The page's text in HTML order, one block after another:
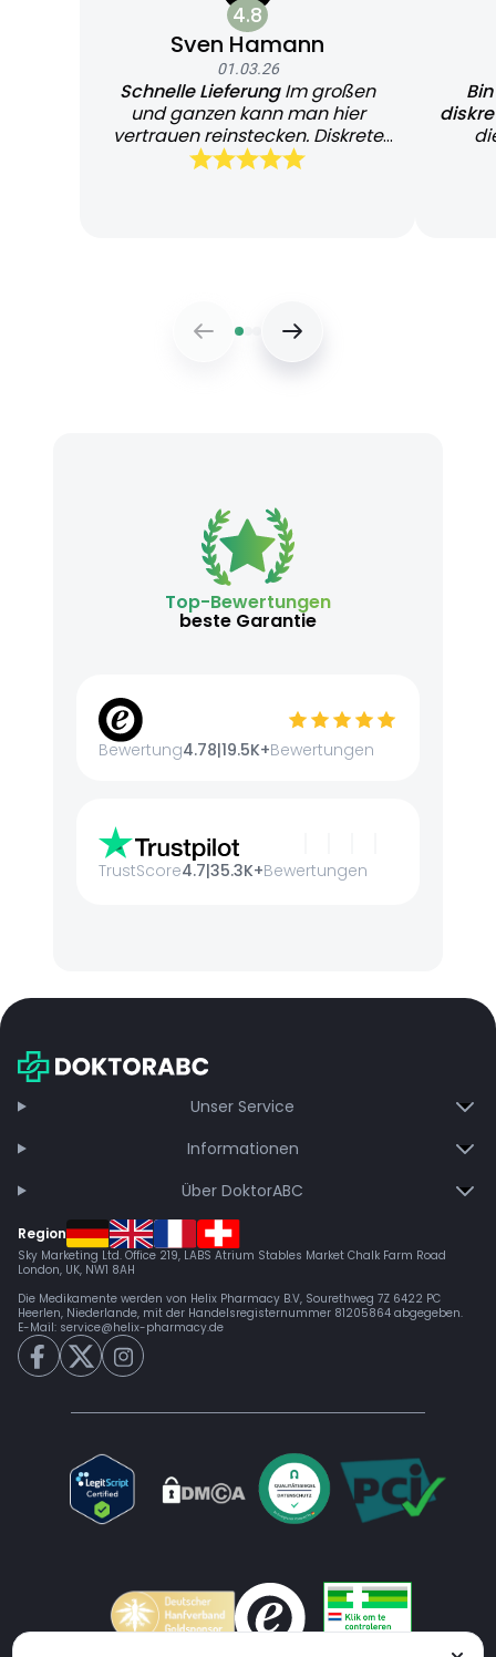
4.8
Sven Hamann
01.03.26
Schnelle LieferungIm großen
und ganzen kann man hier
vertrauen reinstecken. Diskrete
und schnelle Lieferung
Top-Bewertungen
beste Garantie
Bewertung4.78|19.5K+Bewertungen
TrustScore4.7|35.3K+Bewertungen
Unser Service
Informationen
Über DoktorABC
Region
Sky Marketing Ltd. Office 219, LABS Atrium Stables Market Chalk Farm Road
London, UK, NW1 8AH
Die Medikamente werden von Helix Pharmacy B.V, Sourethweg 7Z 6422 PC
Heerlen, Niederlande, mit der Handelsregisternummer 81205864 abgegeben.
E-Mail: service@helix-pharmacy.de